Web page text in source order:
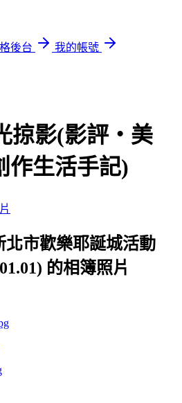
後台
我的帳號
掠影(影評‧美
生活手記)
北市歡樂耶誕城活動
的相簿照片